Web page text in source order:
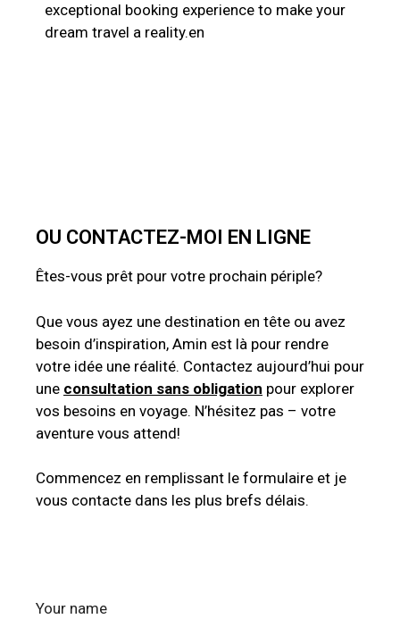
exceptional booking experience to make your
dream travel a reality.en
OU CONTACTEZ-MOI EN LIGNE
Êtes-vous prêt pour votre prochain périple?
Que vous ayez une destination en tête ou avez
besoin d’inspiration, Amin est là pour rendre
votre idée une réalité. Contactez aujourd’hui pour
une consultation sans obligation pour explorer
vos besoins en voyage. N’hésitez pas – votre
aventure vous attend!
Commencez en remplissant le formulaire et je
vous contacte dans les plus brefs délais.
Your name